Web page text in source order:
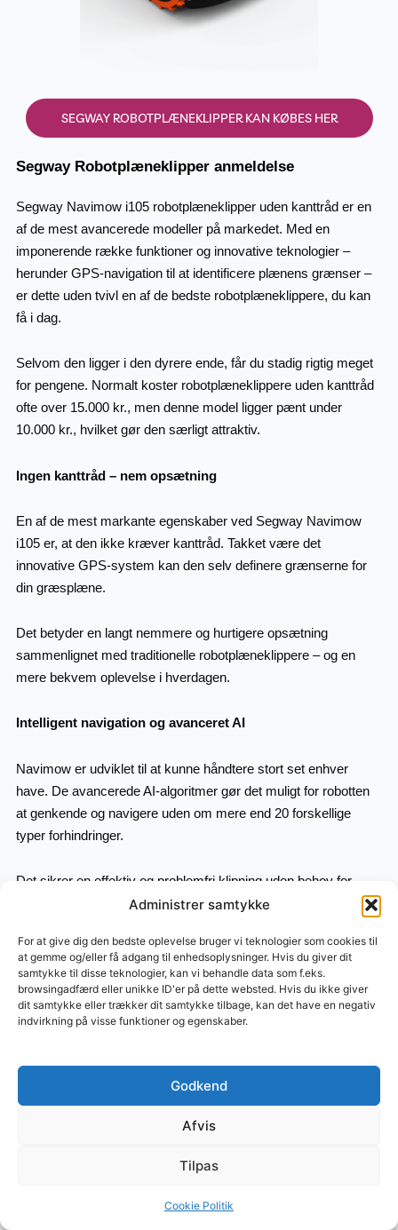
Administrer samtykke
For at give dig den bedste oplevelse bruger vi teknologier som cookies til
at gemme og/eller få adgang til enhedsoplysninger. Hvis du giver dit
samtykke til disse teknologier, kan vi behandle data som f.eks.
browsingadfærd eller unikke ID'er på dette websted. Hvis du ikke giver
dit samtykke eller trækker dit samtykke tilbage, kan det have en negativ
indvirkning på visse funktioner og egenskaber.
Godkend
Afvis
Tilpas
Cookie Politik
SEGWAY ROBOTPLÆNEKLIPPER KAN KØBES HER
Segway Robotplæneklipper anmeldelse
Segway Navimow i105 robotplæneklipper uden kanttråd er en
af de mest avancerede modeller på markedet. Med en
imponerende række funktioner og innovative teknologier –
herunder GPS-navigation til at identificere plænens grænser –
er dette uden tvivl en af de bedste robotplæneklippere, du kan
få i dag.
Selvom den ligger i den dyrere ende, får du stadig rigtig meget
for pengene. Normalt koster robotplæneklippere uden kanttråd
ofte over 15.000 kr., men denne model ligger pænt under
10.000 kr., hvilket gør den særligt attraktiv.
Ingen kanttråd – nem opsætning
En af de mest markante egenskaber ved Segway Navimow
i105 er, at den ikke kræver kanttråd. Takket være det
innovative GPS-system kan den selv definere grænserne for
din græsplæne.
Det betyder en langt nemmere og hurtigere opsætning
sammenlignet med traditionelle robotplæneklippere – og en
mere bekvem oplevelse i hverdagen.
Intelligent navigation og avanceret AI
Navimow er udviklet til at kunne håndtere stort set enhver
have. De avancerede AI-algoritmer gør det muligt for robotten
at genkende og navigere uden om mere end 20 forskellige
typer forhindringer.
Det sikrer en effektiv og problemfri klipning uden behov for
manuel indgriben – selv i haver med mange objekter.
Præcision i topklasse
Robotten er udstyret med avanceret teknologi som EFLS 2.0
og Vision-enhanced systemer, der sikrer en ekstremt præcis
Selv i haver med høje træer eller udfordrende omgivelser
leverer den en stabil og nøjagtig klipning.